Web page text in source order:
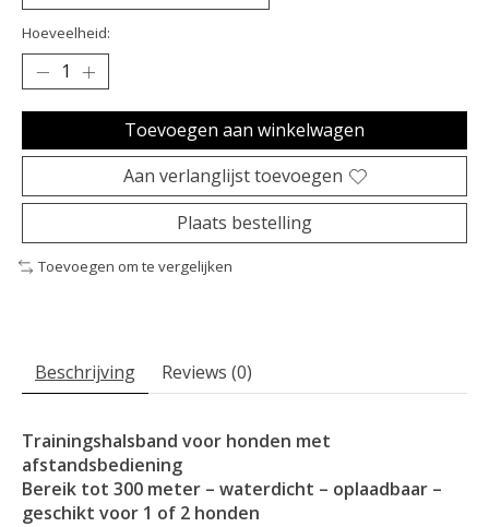
Hoeveelheid:
Toevoegen aan winkelwagen
Aan verlanglijst toevoegen
Plaats bestelling
Toevoegen om te vergelijken
Beschrijving Reviews (0)
Trainingshalsband voor honden met
afstandsbediening
Bereik tot 300 meter – waterdicht – oplaadbaar –
geschikt voor 1 of 2 honden